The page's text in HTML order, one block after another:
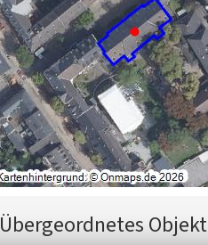
Übergeordnetes Objekt